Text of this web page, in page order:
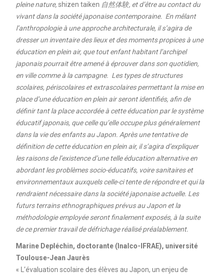
pleine nature,shizen taiken 自然体験, et d’être au contact du
vivant dans la société japonaise contemporaine. En mêlant
l’anthropologie à une approche architecturale, il s’agira de
dresser un inventaire des lieux et des moments propices à une
éducation en plein air, que tout enfant habitant l’archipel
japonais pourrait être amené à éprouver dans son quotidien,
en ville comme à la campagne. Les types de structures
scolaires, périscolaires et extrascolaires permettant la mise en
place d’une éducation en plein air seront identifiés, afin de
définir tant la place accordée à cette éducation par le système
éducatif japonais, que celle qu’elle occupe plus généralement
dans la vie des enfants au Japon. Après une tentative de
définition de cette éducation en plein air, il s’agira d’expliquer
les raisons de l’existence d’une telle éducation alternative en
abordant les problèmes socio-éducatifs, voire sanitaires et
environnementaux auxquels celle-ci tente de répondre et qui la
rendraient nécessaire dans la société japonaise actuelle. Les
futurs terrains ethnographiques prévus au Japon et la
méthodologie employée seront finalement exposés, à la suite
de ce premier travail de défrichage réalisé préalablement.
Marine Depléchin, doctorante (Inalco-IFRAE), université
Toulouse-Jean Jaurès
« L’évaluation scolaire des élèves au Japon, un enjeu de